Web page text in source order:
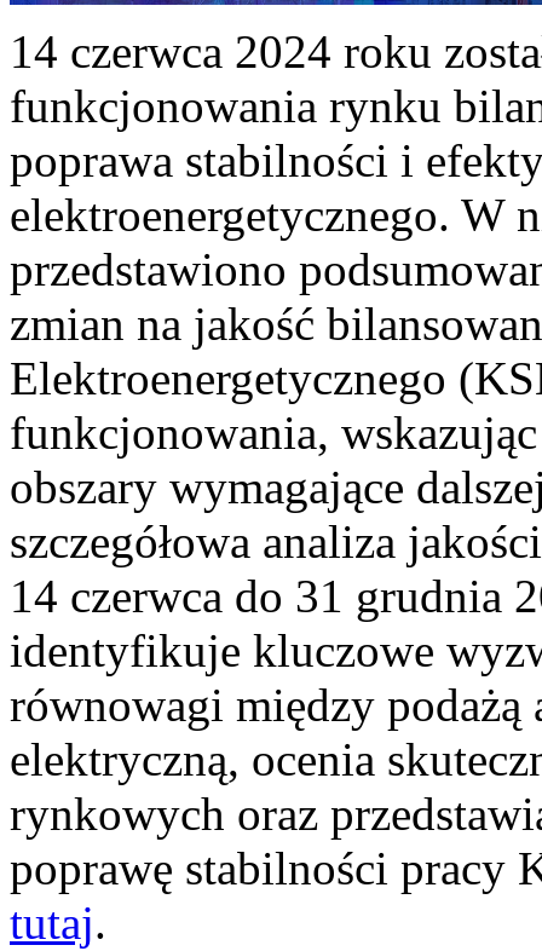
14 czerwca 2024 roku
funkcjonowania rynku
poprawa stabilności i
elektroenergetycznego. W
przedstawiono
zmian na jakość
Elektroenergetycznego
funkcjonowania,
obszary wymagające
szczegółowa analiza
14 czerwca do 31 grudnia
identyfikuje kluczowe
równowagi między podażą
elektryczną, ocenia
rynkowych oraz
poprawę stabilności pracy
tutaj.